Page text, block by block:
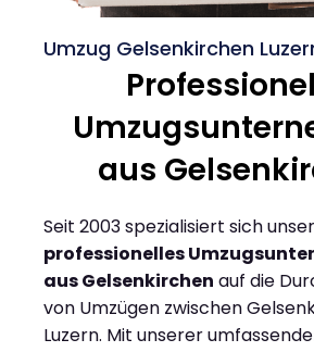
Umzug Gelsenkirchen
aus
Seit 2003 spezialisiert sich unser
professionelles
aus Gelsenkirchen auf die
von Umzügen zwischen
Luzern. Mit unserer